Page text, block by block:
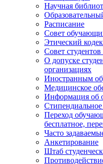
Научная
Расписание
Совет
Этический
Совет
О допуске
организациях
Иностранным
Медицинское
Информация об
Переход
бесплатное,
Часто
Анкетирование
Штаб